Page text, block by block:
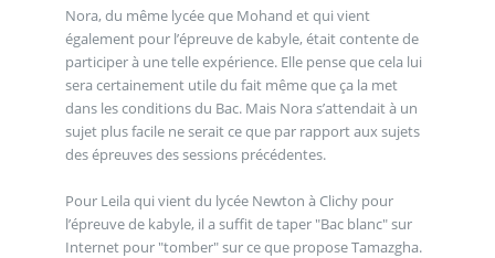
Nora, du même lycée que Mohand et qui vient
également pour l’épreuve de kabyle, était contente de
participer à une telle expérience. Elle pense que cela lui
sera certainement utile du fait même que ça la met
dans les conditions du Bac. Mais Nora s’attendait à un
sujet plus facile ne serait ce que par rapport aux sujets
des épreuves des sessions précédentes.
Pour Leila qui vient du lycée Newton à Clichy pour
l’épreuve de kabyle, il a suffit de taper "Bac blanc" sur
Internet pour "tomber" sur ce que propose Tamazgha.